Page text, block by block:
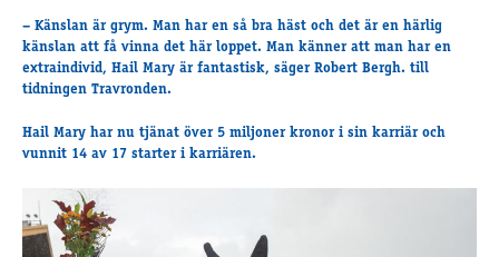
FAQ
Exponering & värdskap
Hört och hänt
– Känslan är grym. Man har en så bra häst och det är en härlig
känslan att få vinna det här loppet. Man känner att man har en
extraindivid, Hail Mary är fantastisk, säger Robert Bergh. till
tidningen Travronden.
Hail Mary har nu tjänat över 5 miljoner kronor i sin karriär och
vunnit 14 av 17 starter i karriären.